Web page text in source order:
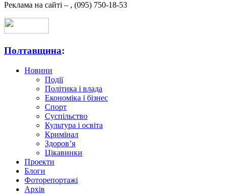
Реклама на сайті – , (095) 750-18-53
Полтавщина:
Новини
Події
Політика і влада
Економіка і бізнес
Спорт
Суспільство
Культура і освіта
Кримінал
Здоров’я
Цікавинки
Проекти
Блоги
Фоторепортажі
Архів